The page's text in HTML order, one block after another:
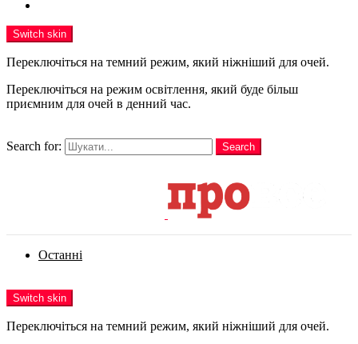
Switch skin
Переключіться на темний режим, який ніжніший для очей.
Переключіться на режим освітлення, який буде більш
приємним для очей в денний час.
Search for:
Search
Останні
Switch skin
Переключіться на темний режим, який ніжніший для очей.